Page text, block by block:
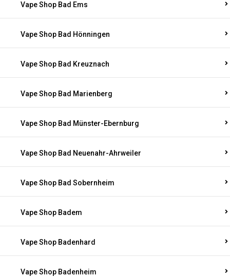
Vape Shop Bad Ems
Vape Shop Bad Hönningen
Vape Shop Bad Kreuznach
Vape Shop Bad Marienberg
Vape Shop Bad Münster-Ebernburg
Vape Shop Bad Neuenahr-Ahrweiler
Vape Shop Bad Sobernheim
Vape Shop Badem
Vape Shop Badenhard
Vape Shop Badenheim